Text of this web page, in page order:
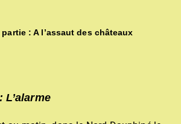
partie : A l’assaut des châteaux
L’alarme